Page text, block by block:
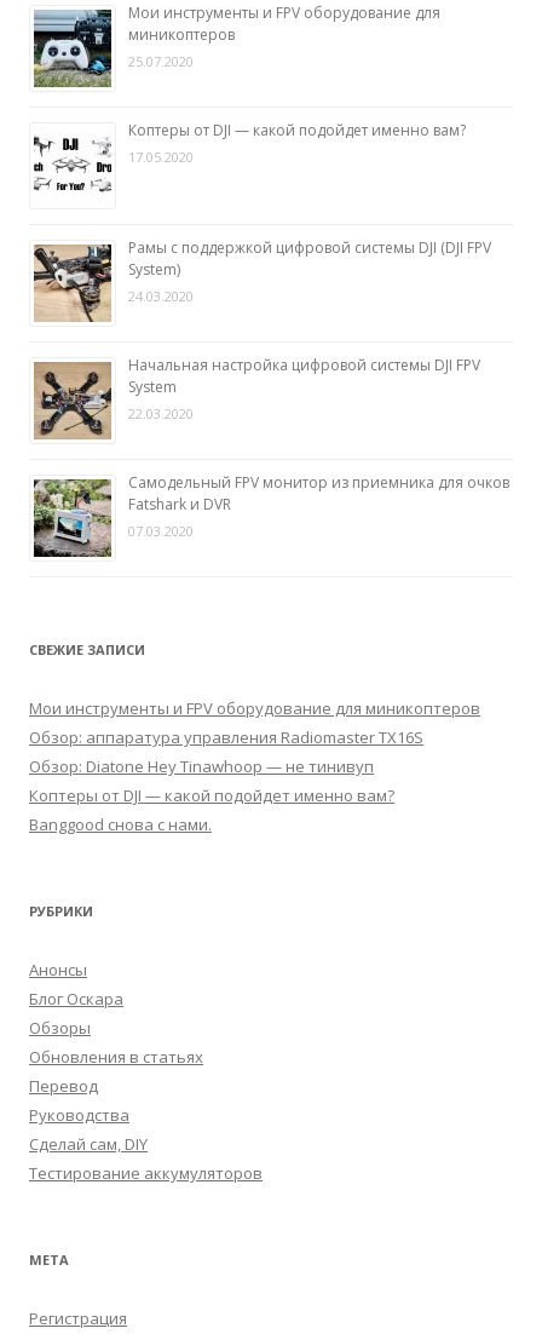
Мои инструменты и FPV оборудование для
миникоптеров
25.07.2020
Коптеры от DJI — какой подойдет именно вам?
17.05.2020
Рамы с поддержкой цифровой системы DJI (DJI FPV
System)
24.03.2020
Начальная настройка цифровой системы DJI FPV
System
22.03.2020
Самодельный FPV монитор из приемника для очков
Fatshark и DVR
07.03.2020
СВЕЖИЕ ЗАПИСИ
Мои инструменты и FPV оборудование для миникоптеров
Обзор: аппаратура управления Radiomaster TX16S
Обзор: Diatone Hey Tinawhoop — не тинивуп
Коптеры от DJI — какой подойдет именно вам?
Banggood снова с нами.
РУБРИКИ
Анонсы
Блог Оскара
Обзоры
Обновления в статьях
Перевод
Руководства
Сделай сам, DIY
Тестирование аккумуляторов
МЕТА
Регистрация